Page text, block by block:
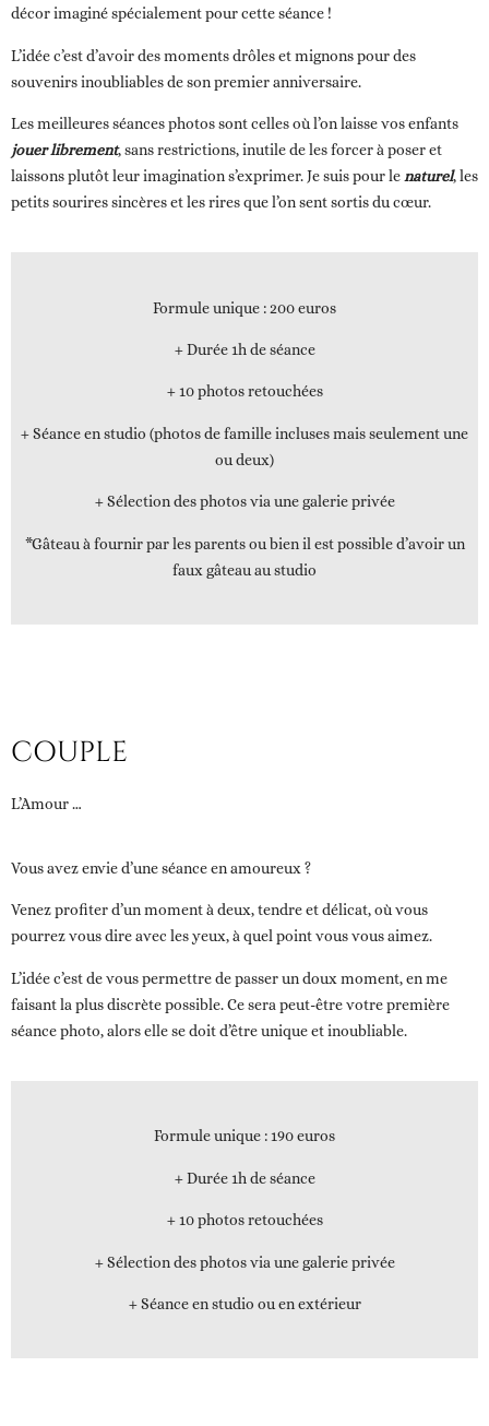
décor imaginé spécialement pour cette séance !
L’idée c’est d’avoir des moments drôles et mignons pour des
souvenirs inoubliables de son premier anniversaire.
Les meilleures séances photos sont celles où l’on laisse vos enfants
jouer librement, sans restrictions, inutile de les forcer à poser et
laissons plutôt leur imagination s’exprimer. Je suis pour le naturel, les
petits sourires sincères et les rires que l’on sent sortis du cœur.
Formule unique : 200 euros
+ Durée 1h de séance
+ 10 photos retouchées
+ Séance en studio (photos de famille incluses mais seulement une
ou deux)
+ Sélection des photos via une galerie privée
*Gâteau à fournir par les parents ou bien il est possible d’avoir un
faux gâteau au studio
COUPLE
L’Amour …
Vous avez envie d’une séance en amoureux ?
Venez profiter d’un moment à deux, tendre et délicat, où vous
pourrez vous dire avec les yeux, à quel point vous vous aimez.
L’idée c’est de vous permettre de passer un doux moment, en me
faisant la plus discrète possible. Ce sera peut-être votre première
séance photo, alors elle se doit d’être unique et inoubliable.
Formule unique : 190 euros
+ Durée 1h de séance
+ 10 photos retouchées
+ Sélection des photos via une galerie privée
+ Séance en studio ou en extérieur